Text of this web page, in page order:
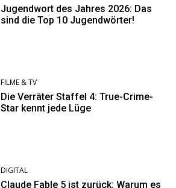
Jugendwort des Jahres 2026: Das
sind die Top 10 Jugendwörter!
FILME & TV
Die Verräter Staffel 4: True-Crime-
Star kennt jede Lüge
DIGITAL
Claude Fable 5 ist zurück: Warum es